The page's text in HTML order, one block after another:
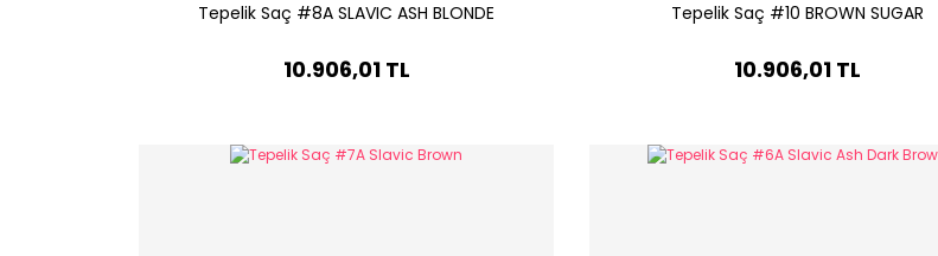
Tepelik Saç #8A SLAVIC ASH BLONDE
10.906,01 TL
Tepelik Saç #10 BROWN SUGAR
10.906,01 TL